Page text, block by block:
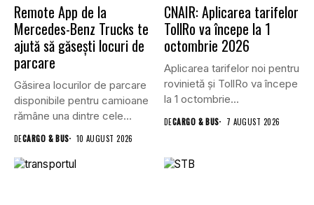
Remote App de la
Mercedes-Benz Trucks te
ajută să găsești locuri de
parcare
Găsirea locurilor de parcare
disponibile pentru camioane
rămâne una dintre cele
DECARGO & BUS 10 AUGUST 2026
CNAIR: Aplicarea tarifelor
TollRo va începe la 1
octombrie 2026
Aplicarea tarifelor noi pentru
rovinietă și TollRo va începe
la 1 octombrie...
DECARGO & BUS 7 AUGUST 2026